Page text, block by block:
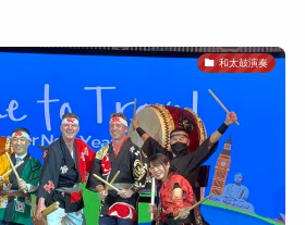
和太鼓演奏